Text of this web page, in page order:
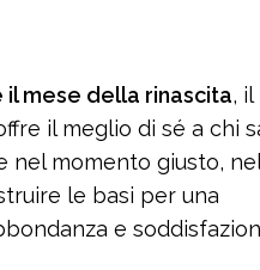
il mese della rinascita, il
il meglio di sé a chi
nel momento giusto, nel
le basi per una
e